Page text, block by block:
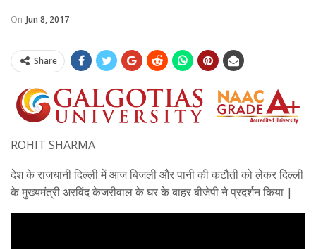
On Jun 8, 2017
Share
ROHIT SHARMA
देश के राजधानी दिल्ली में आज बिजली और पानी की कटौती को लेकर दिल्ली
के मुख्यमंत्री अरविंद केजरीवाल के घर के बाहर बीजेपी ने प्रदर्शन किया |